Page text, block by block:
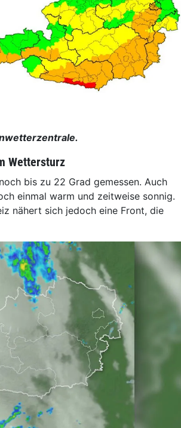
Wettersturz
bis zu 22 Grad gemessen. Auch
einmal warm und zeitweise sonnig.
nähert sich jedoch eine Front, die